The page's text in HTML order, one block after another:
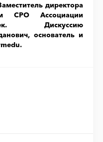
директора
СРО Ассоциации
Дискуссию
основатель и